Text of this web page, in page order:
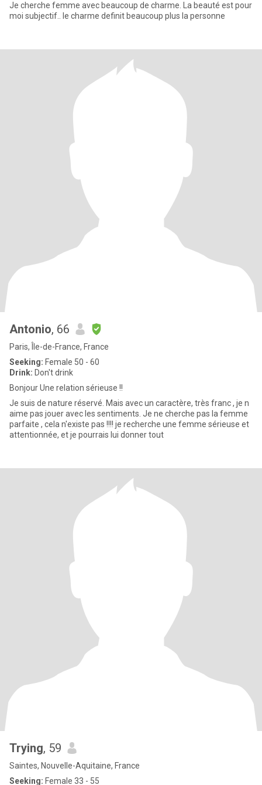
Je cherche femme avec beaucoup de charme. La beauté est pour
moi subjectif.. le charme definit beaucoup plus la personne
Antonio, 66
Paris, Île-de-France, France
Seeking: Female 50 - 60
Drink: Don't drink
Bonjour Une relation sérieuse !!
Je suis de nature réservé. Mais avec un caractère, très franc , je n
aime pas jouer avec les sentiments. Je ne cherche pas la femme
parfaite , cela n'existe pas !!!! je recherche une femme sérieuse et
attentionnée, et je pourrais lui donner tout
Trying, 59
Saintes, Nouvelle-Aquitaine, France
Seeking: Female 33 - 55